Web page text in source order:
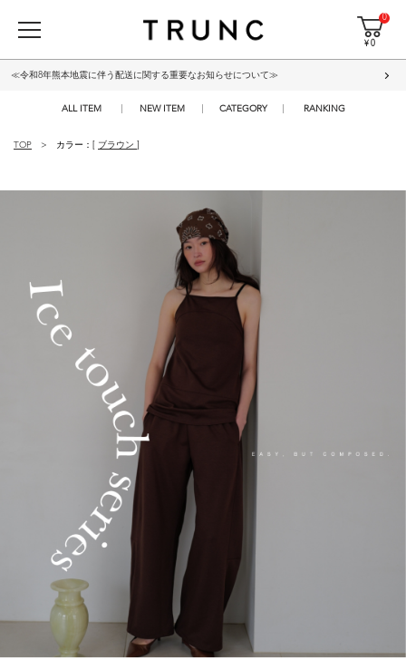
0
¥ 0
≪令和8年熊本地震に伴う配送に関する重要なお知らせについて≫
ALL ITEM NEW ITEM CATEGORY RANKING
TOP カラー：[ ブラウン